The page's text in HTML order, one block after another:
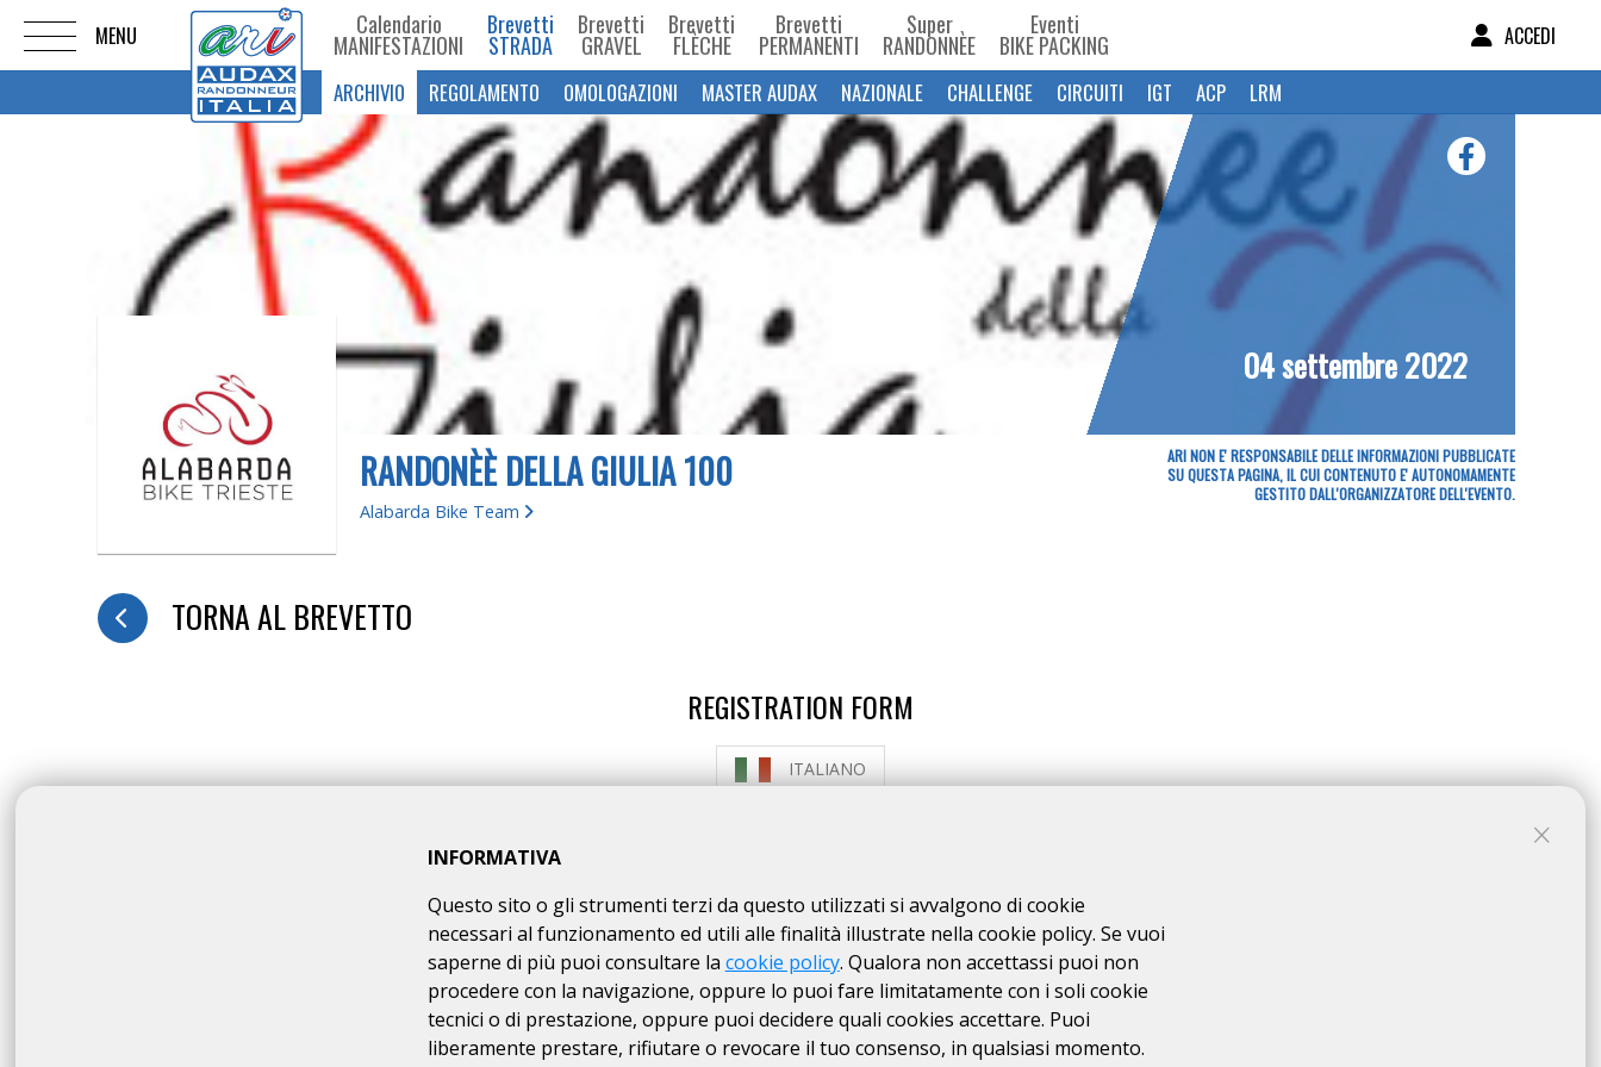
Calendario
MANIFESTAZIONI
Brevetti
STRADA
Brevetti
GRAVEL
Brevetti
FLÈCHE
Brevetti
PERMANENTI
Super
RANDONNÈE
Eventi
BIKE PACKING ACCEDI
ARCHIVIO REGOLAMENTO OMOLOGAZIONI MASTER AUDAX NAZIONALE CHALLENGE CIRCUITI IGT ACP LRM
04 settembre 2022
ARI NON E' RESPONSABILE DELLE INFORMAZIONI PUBBLICATE
SU QUESTA PAGINA, IL CUI CONTENUTO E' AUTONOMAMENTE
GESTITO DALL'ORGANIZZATORE DELL'EVENTO.
RANDONÈÈ DELLA GIULIA 100
Alabarda Bike Team
TORNA AL BREVETTO
REGISTRATION FORM
ITALIANO
NON-REGISTERED CYCLISTS ARE ALLOWED TO ENTER
The online registration requires the medical certificate to be uploaded and validated on DataHealth
ISCRIZIONI CHIUSE
INFORMATIVA
Questo sito o gli strumenti terzi da questo utilizzati si avvalgono di cookie
necessari al funzionamento ed utili alle finalità illustrate nella cookie policy. Se vuoi
saperne di più puoi consultare la cookie policy. Qualora non accettassi puoi non
procedere con la navigazione, oppure lo puoi fare limitatamente con i soli cookie
tecnici o di prestazione, oppure puoi decidere quali cookies accettare. Puoi
liberamente prestare, rifiutare o revocare il tuo consenso, in qualsiasi momento.